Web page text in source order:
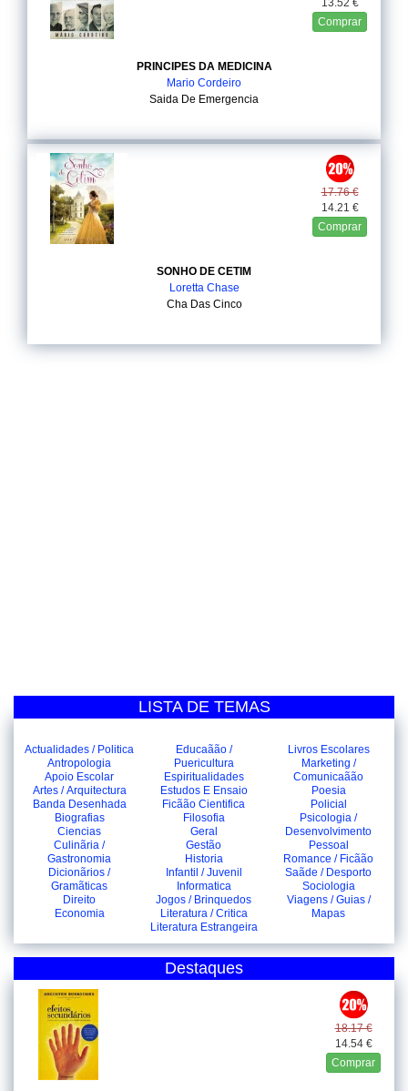
13.52 €
Comprar
PRINCIPES DA MEDICINA
Mario Cordeiro
Saida De Emergencia
17.76 €
14.21 €
Comprar
SONHO DE CETIM
Loretta Chase
Cha Das Cinco
LISTA DE TEMAS
Actualidades / Politica
Antropologia
Apoio Escolar
Artes / Arquitectura
Banda Desenhada
Biografias
Ciencias
Culinãria /
Gastronomia
Dicionãrios /
Gramãticas
Direito
Economia
Educaãão /
Puericultura
Espiritualidades
Estudos E Ensaio
Ficãão Cientifica
Filosofia
Geral
Gestão
Historia
Infantil / Juvenil
Informatica
Jogos / Brinquedos
Literatura / Critica
Literatura Estrangeira
Livros Escolares
Marketing /
Comunicaãão
Poesia
Policial
Psicologia /
Desenvolvimento
Pessoal
Romance / Ficãão
Saãde / Desporto
Sociologia
Viagens / Guias /
Mapas
Destaques
18.17 €
14.54 €
Comprar